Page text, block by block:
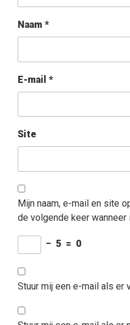
Naam *
E-mail *
Site
Mijn naam, e-mail en site
de volgende keer wanneer
− 5 = 0
Stuur mij een e-mail als er